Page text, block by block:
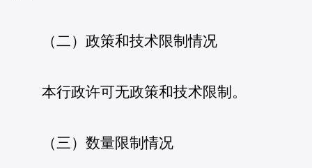
（二）政策和技术限制情况
本行政许可无政策和技术限制。
（三）数量限制情况